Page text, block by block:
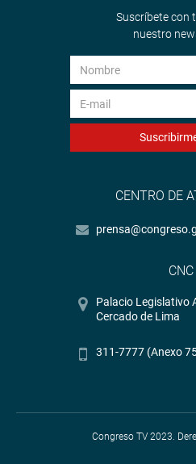
Suscríbete con
nuestro
CENTRO DE
CNC
Palacio Legislativo
Cercado de Lima
311-7777 (Anexo
Congreso TV 2023.